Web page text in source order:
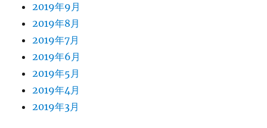
2019年9月
2019年8月
2019年7月
2019年6月
2019年5月
2019年4月
2019年3月